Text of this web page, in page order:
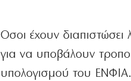
Οσοι έχουν
για να υποβάλουν
υπολογισμού του